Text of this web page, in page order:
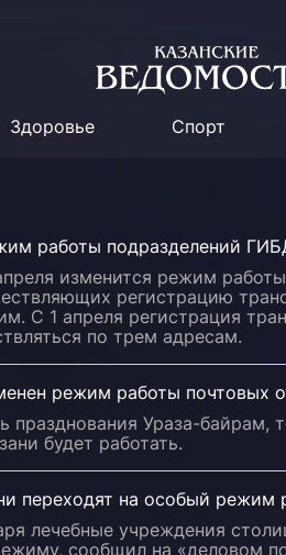
Здоровье Спорт
работы подразделений
изменится режим
регистрацию
С 1 апреля регистрация
по трем адресам.
режим работы почтовых
празднования Ураза-байрам,
будет работать.
переходят на особый режим
лечебные учреждения
сообщил на «деловом